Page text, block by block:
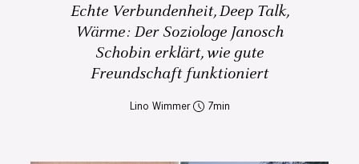
Echte Verbundenheit, Deep Talk,
Wärme: Der Soziologe Janosch
Schobin erklärt, wie gute
Freundschaft funktioniert
Lino Wimmer 7